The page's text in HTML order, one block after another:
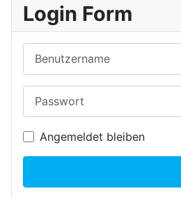
Login Form
Angemeldet bleiben